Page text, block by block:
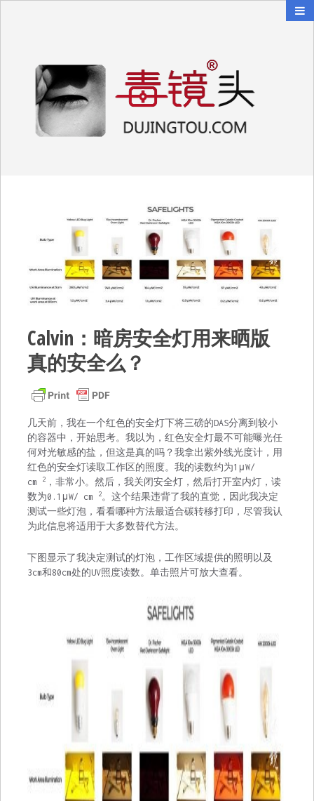
Calvin：暗房安全灯用来晒版
真的安全么？
几天前，我在一个红色的安全灯下将三磅的DAS分离到较小
的容器中，开始思考。我以为，红色安全灯最不可能曝光任
何对光敏感的盐，但这是真的吗？我拿出紫外线光度计，用
红色的安全灯读取工作区的照度。我的读数约为1μW/
cm
2，非常小。然后，我关闭安全灯，然后打开室内灯，读
数为0.1μW/ cm
2。这个结果违背了我的直觉，因此我决定
测试一些灯泡，看看哪种方法最适合碳转移打印，尽管我认
为此信息将适用于大多数替代方法。
下图显示了我决定测试的灯泡，工作区域提供的照明以及
3cm和80cm处的UV照度读数。单击照片可放大查看。